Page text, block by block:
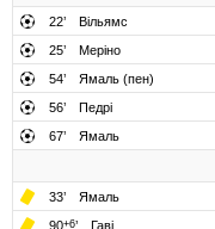
22’ Вільямс
25’ Меріно
54’ Ямаль (пен)
56’ Педрі
67’ Ямаль
33’ Ямаль
90+6’ Гаві